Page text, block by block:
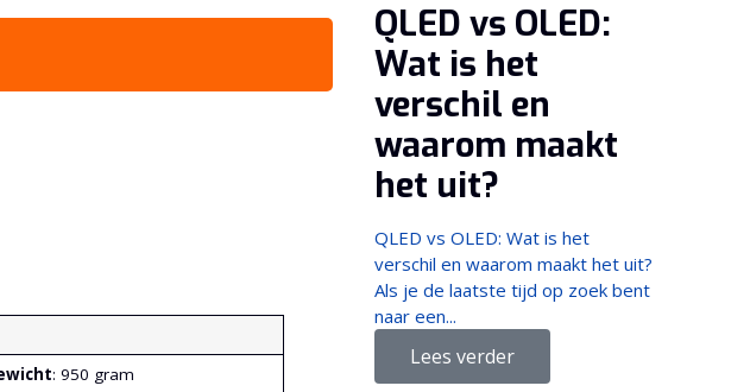
: 950 gram
QLED vs OLED:
Wat is het
verschil en
waarom maakt
het uit?
QLED vs OLED: Wat is het
verschil en waarom maakt het uit?
Als je de laatste tijd op zoek bent
naar een...
Lees verder